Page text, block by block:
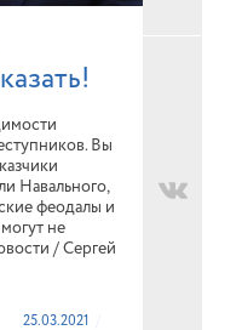
Вы
Навального,
феодалы и
не
/ Сергей
25.03.2021